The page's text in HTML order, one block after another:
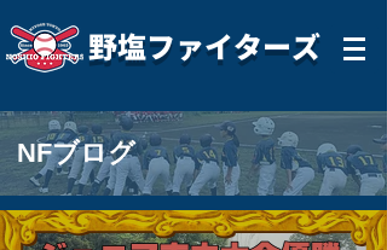
野塩ファイターズ
NFブログ